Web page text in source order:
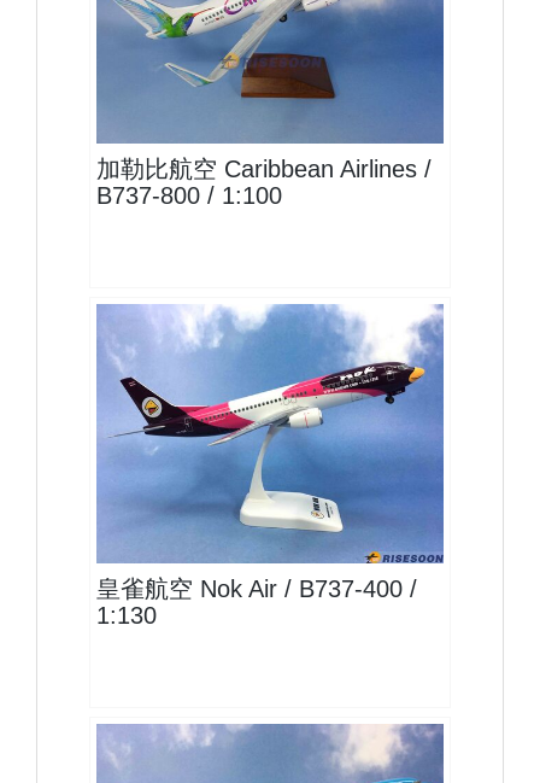
BWA10B738P01
加勒比航空 Caribbean Airlines /
B737-800 / 1:100
NOK13B734P01 $1700
皇雀航空 Nok Air / B737-400 /
1:130